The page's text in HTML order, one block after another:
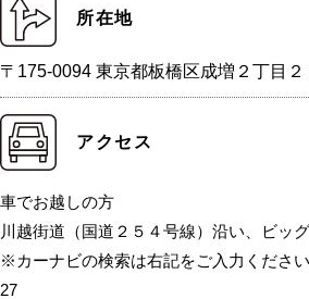
所在地
〒175-0094 東京都板橋区成増２丁目２
アクセス
車でお越しの方
川越街道（国道２５４号線）沿い、ビッグ
※カーナビの検索は右記をご入力くださ
27